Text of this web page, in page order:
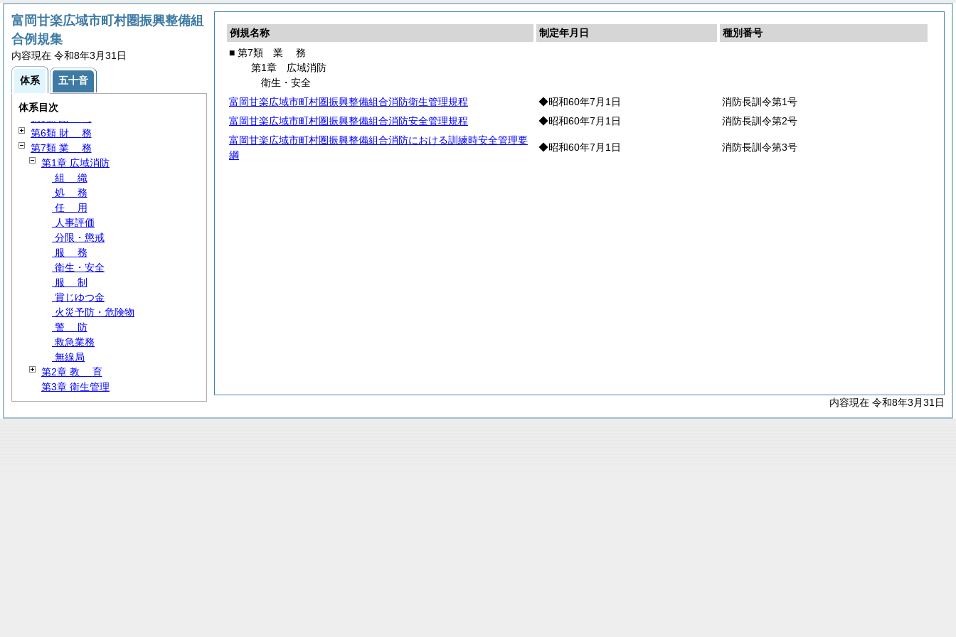
例規名称 制定年月日
種別番号
■ 第7類 業 務
第1章 広域消防
衛生・安全
富岡甘楽広域市町村圏振興整備組合消防衛生管理規程
◆昭和60年7月1日
消防長訓令第1号
富岡甘楽広域市町村圏振興整備組合消防安全管理規程
◆昭和60年7月1日
消防長訓令第2号
富岡甘楽広域市町村圏振興整備組合消防における訓練時安全管理要
綱
◆昭和60年7月1日 消防長訓令第3号
内容現在 令和8年3月31日
富岡甘楽広域市町村圏振興整備組
合例規集
内容現在 令和8年3月31日
体系 五十音
体系目次
第1類総規
第2類 議会・監査
第3類 組織・処務
第4類
第6類 財 務
第7類 業 務
第1章 広域消防
組 織
処 務
任
用
人事評価
分限・懲戒
服 務
衛生・安全
服 制
賞じゆつ金
火災予防・危険物
警 防
救急業務
無線局
第2章 教 育
第3章 衛生管理